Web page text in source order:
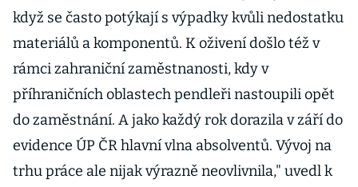
když se často potýkají s výpadky kvůli nedostatku
materiálů a komponentů. K oživení došlo též v
rámci zahraniční zaměstnanosti, kdy v
příhraničních oblastech pendleři nastoupili opět
do zaměstnání. A jako každý rok dorazila v září do
evidence ÚP ČR hlavní vlna absolventů. Vývoj na
trhu práce ale nijak výrazně neovlivnila," uvedl k